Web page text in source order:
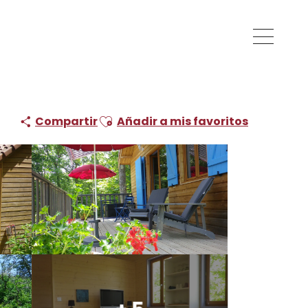
CompartirAjouter aux favoris
Añadir a mis favoritos